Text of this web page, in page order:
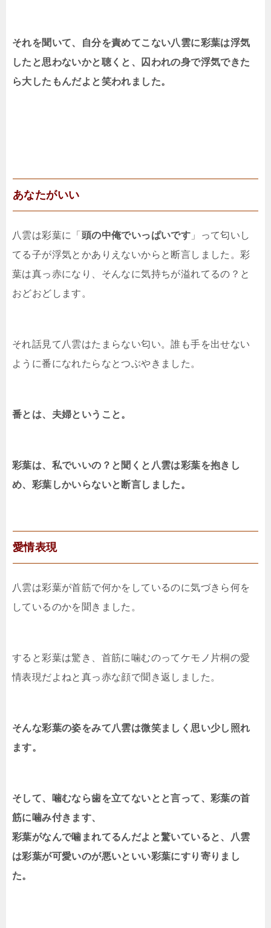
それを聞いて、自分を責めてこない八雲に彩葉は浮気
したと思わないかと聴くと、囚われの身で浮気できた
ら大したもんだよと笑われました。
あなたがいい
八雲は彩葉に「 頭の中俺でいっぱいです 」って匂いし
てる子が浮気とかありえないからと断言しました。彩
葉は真っ赤になり、そんなに気持ちが溢れてるの？と
おどおどします。
それ話見て八雲はたまらない匂い。誰も手を出せない
ように番になれたらなとつぶやきました。
番とは、夫婦ということ。
彩葉は、私でいいの？と聞くと八雲は彩葉を抱きし
め、彩葉しかいらないと断言しました。
愛情表現
八雲は彩葉が首筋で何かをしているのに気づきら何を
しているのかを聞きました。
すると彩葉は驚き、首筋に噛むのってケモノ片桐の愛
情表現だよねと真っ赤な顔で聞き返しました。
そんな彩葉の姿をみて八雲は微笑ましく思い少し照れ
ます。
そして、噛むなら歯を立てないとと言って、彩葉の首
筋に噛み付きます、
彩葉がなんで噛まれてるんだよと驚いていると、八雲
は彩葉が可愛いのが悪いといい彩葉にすり寄りまし
た。